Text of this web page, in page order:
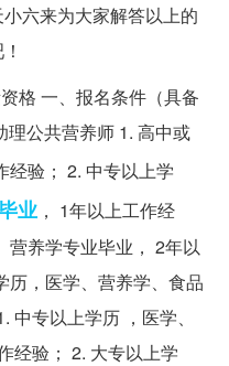
六来为大家解答以上的
格 一、报名条件（具备
理公共营养师 1. 高中或
经验； 2. 中专以上学
业 ， 1年以上工作经
营养学专业毕业， 2年以
历，医学、营养学、食品
专以上学历 ，医学、
经验； 2. 大专以上学